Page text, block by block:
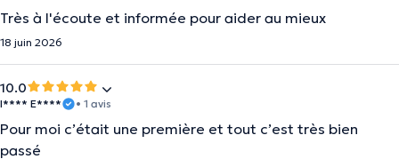
Très à l'écoute et informée pour aider au mieux
18 juin 2026
10.0
I**** E**** • 1 avis
Pour moi c’était une première et tout c’est très bien
passé